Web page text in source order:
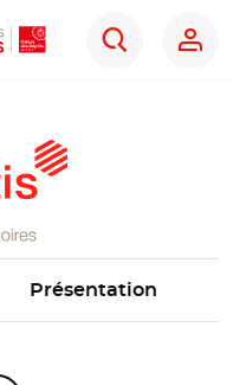
Rechercher
Présentation